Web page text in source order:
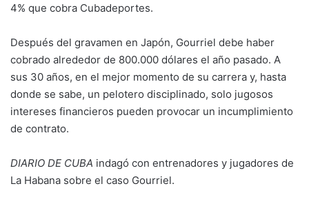
4% que cobra Cubadeportes.
Después del gravamen en Japón, Gourriel debe haber
cobrado alrededor de 800.000 dólares el año pasado. A
sus 30 años, en el mejor momento de su carrera y, hasta
donde se sabe, un pelotero disciplinado, solo jugosos
intereses financieros pueden provocar un incumplimiento
de contrato.
DIARIO DE CUBA indagó con entrenadores y jugadores de
La Habana sobre el caso Gourriel.